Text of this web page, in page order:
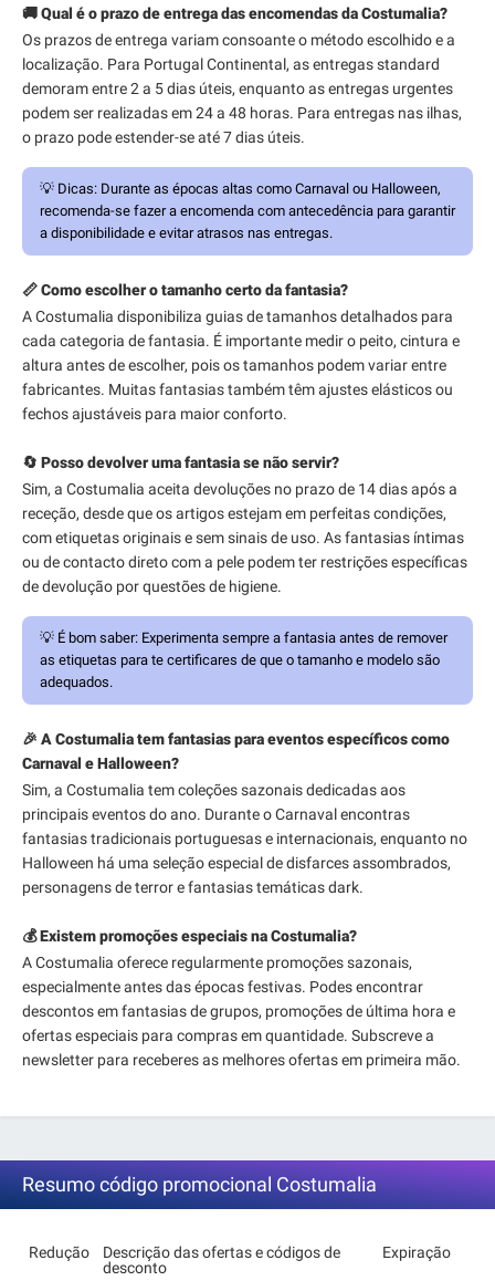
🚚 Qual é o prazo de entrega das encomendas da Costumalia?
Os prazos de entrega variam consoante o método escolhido e a
localização. Para Portugal Continental, as entregas standard
demoram entre 2 a 5 dias úteis, enquanto as entregas urgentes
podem ser realizadas em 24 a 48 horas. Para entregas nas ilhas,
o prazo pode estender-se até 7 dias úteis.
💡 Dicas: Durante as épocas altas como Carnaval ou Halloween,
recomenda-se fazer a encomenda com antecedência para garantir
a disponibilidade e evitar atrasos nas entregas.
📏 Como escolher o tamanho certo da fantasia?
A Costumalia disponibiliza guias de tamanhos detalhados para
cada categoria de fantasia. É importante medir o peito, cintura e
altura antes de escolher, pois os tamanhos podem variar entre
fabricantes. Muitas fantasias também têm ajustes elásticos ou
fechos ajustáveis para maior conforto.
🔄 Posso devolver uma fantasia se não servir?
Sim, a Costumalia aceita devoluções no prazo de 14 dias após a
receção, desde que os artigos estejam em perfeitas condições,
com etiquetas originais e sem sinais de uso. As fantasias íntimas
ou de contacto direto com a pele podem ter restrições específicas
de devolução por questões de higiene.
💡 É bom saber: Experimenta sempre a fantasia antes de remover
as etiquetas para te certificares de que o tamanho e modelo são
adequados.
🎉 A Costumalia tem fantasias para eventos específicos como
Carnaval e Halloween?
Sim, a Costumalia tem coleções sazonais dedicadas aos
principais eventos do ano. Durante o Carnaval encontras
fantasias tradicionais portuguesas e internacionais, enquanto no
Halloween há uma seleção especial de disfarces assombrados,
personagens de terror e fantasias temáticas dark.
💰 Existem promoções especiais na Costumalia?
A Costumalia oferece regularmente promoções sazonais,
especialmente antes das épocas festivas. Podes encontrar
descontos em fantasias de grupos, promoções de última hora e
ofertas especiais para compras em quantidade. Subscreve a
newsletter para receberes as melhores ofertas em primeira mão.
Resumo código promocional Costumalia
Redução
Descrição das ofertas e códigos de
desconto
Expiração